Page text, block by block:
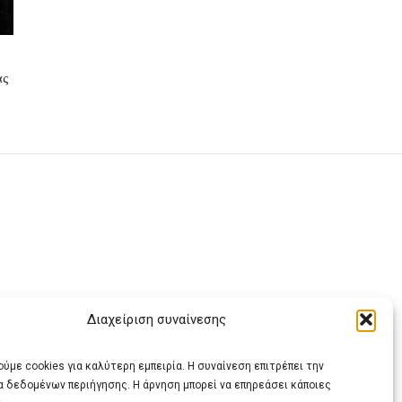
Διαχείριση συναίνεσης
cookies για καλύτερη εμπειρία. Η συναίνεση επιτρέπει την
δεδομένων περιήγησης. Η άρνηση μπορεί να επηρεάσει κάποιες